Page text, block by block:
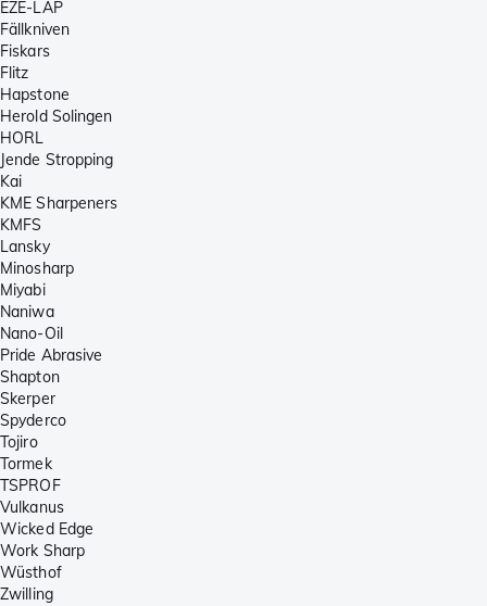
EZE-LAP
Fällkniven
Fiskars
Flitz
Hapstone
Herold Solingen
HORL
Jende Stropping
Kai
KME Sharpeners
KMFS
Lansky
Minosharp
Miyabi
Naniwa
Nano-Oil
Pride Abrasive
Shapton
Skerper
Spyderco
Tojiro
Tormek
TSPROF
Vulkanus
Wicked Edge
Work Sharp
Wüsthof
Zwilling